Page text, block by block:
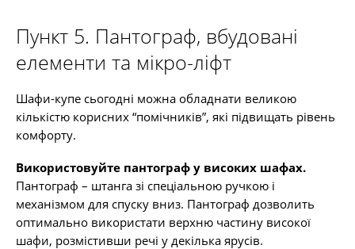
Пункт 5. Пантограф, вбудовані
елементи та мікро-ліфт
Шафи-купе сьогодні можна обладнати великою
кількістю корисних “помічників”, які підвищать рівень
комфорту.
Використовуйте пантограф у високих шафах.
Пантограф – штанга зі спеціальною ручкою і
механізмом для спуску вниз. Пантограф дозволить
оптимально використати верхню частину високої
шафи, розмістивши речі у декілька ярусів.